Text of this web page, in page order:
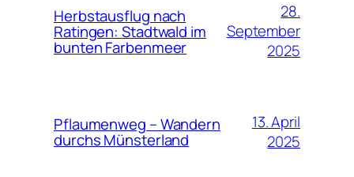
Herbstausflug nach
Ratingen: Stadtwald im
bunten Farbenmeer
28.
September
2025
Pflaumenweg – Wandern
durchs Münsterland
13. April
2025